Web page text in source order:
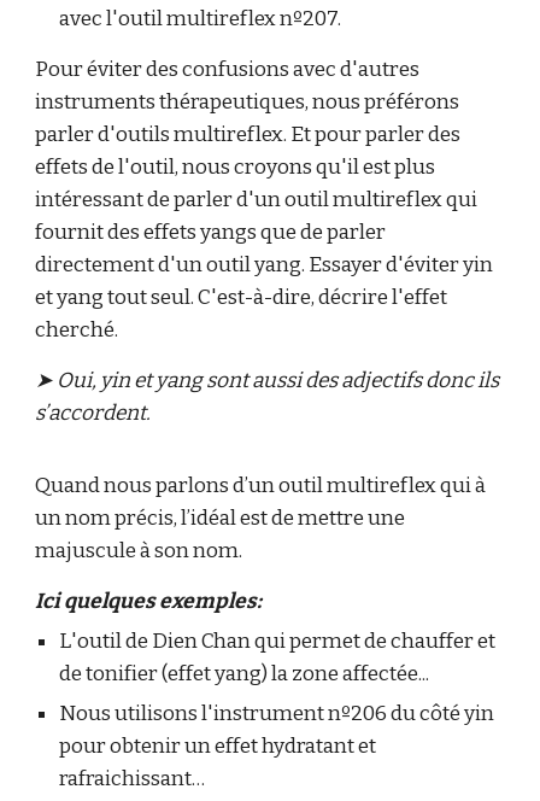
avec l'outil multireflex nº207.
Pour éviter des confusions avec d'autres
instruments thérapeutiques, nous préférons
parler d'outils multireflex. Et pour parler des
effets de l'outil, nous croyons qu'il est plus
intéressant de parler d'un outil multireflex qui
fournit des effets yangs que de parler
directement d'un outil yang. Essayer d'éviter yin
et yang tout seul. C'est-à-dire, décrire l'effet
cherché.
➤ Oui, yin et yang sont aussi des adjectifs donc ils
s’accordent.
Quand nous parlons d’un outil multireflex qui à
un nom précis, l’idéal est de mettre une
majuscule à son nom.
Ici quelques exemples:
L'outil de Dien Chan qui permet de chauffer et
de tonifier (effet yang) la zone affectée...
Nous utilisons l'instrument nº206 du côté yin
pour obtenir un effet hydratant et
rafraichissant…